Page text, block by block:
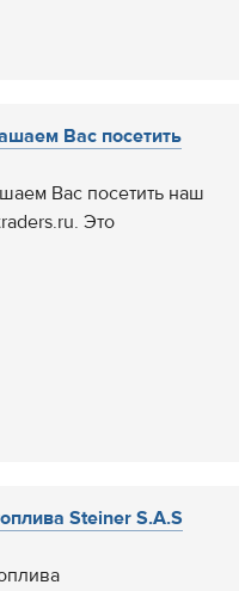
Вас посетить
Вас посетить наш
Это
Steiner S.A.S